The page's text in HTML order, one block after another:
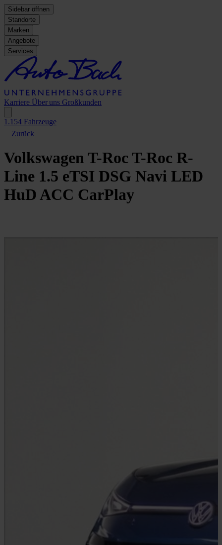
Sidebar öffnen
Standorte
Marken
Angebote
Services
Karriere Über uns Großkunden
1.154 Fahrzeuge
Zurück
Volkswagen T-RocT-Roc R-
Line 1.5 eTSI DSG Navi LED
HuD ACC CarPlay